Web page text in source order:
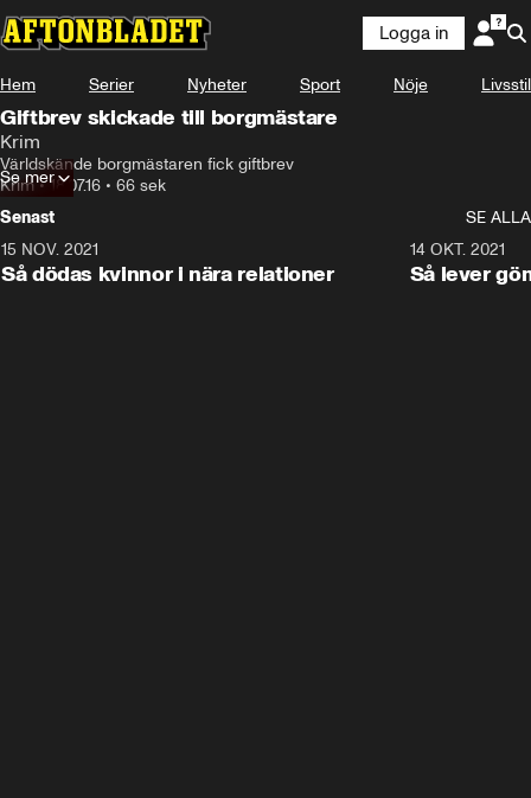
Logga in
Hem Serier Nyheter Sport Nöje Livsstil
Giftbrev skickade till borgmästare
Krim
Världskände borgmästaren fick giftbrev
Krim•18.07.16 • 66 sek
Se mer
Senast
SE ALLA
15 NOV. 2021
Så dödas kvinnor i nära relationer
14 OKT. 2021
Så lever